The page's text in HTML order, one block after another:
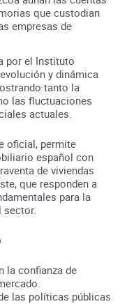
que custodian
empresas de
por el Instituto
y dinámica
tanto la
las fluctuaciones
actuales.
oficial, permite
español con
de viviendas
que responden a
para la
la confianza de
las políticas públicas